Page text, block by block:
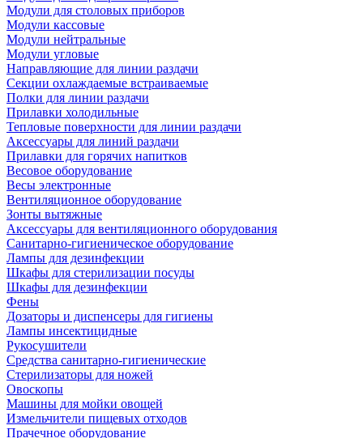
Модули для столовых приборов
Модули кассовые
Модули нейтральные
Модули угловые
Направляющие для линии раздачи
Секции охлаждаемые встраиваемые
Полки для линии раздачи
Прилавки холодильные
Тепловые поверхности для линии раздачи
Аксессуары для линий раздачи
Прилавки для горячих напитков
Весовое оборудование
Весы электронные
Вентиляционное оборудование
Зонты вытяжные
Аксессуары для вентиляционного оборудования
Санитарно-гигиеническое оборудование
Лампы для дезинфекции
Шкафы для стерилизации посуды
Шкафы для дезинфекции
Фены
Дозаторы и диспенсеры для гигиены
Лампы инсектицидные
Рукосушители
Средства санитарно-гигиенические
Стерилизаторы для ножей
Овоскопы
Машины для мойки овощей
Измельчители пищевых отходов
Прачечное оборудование